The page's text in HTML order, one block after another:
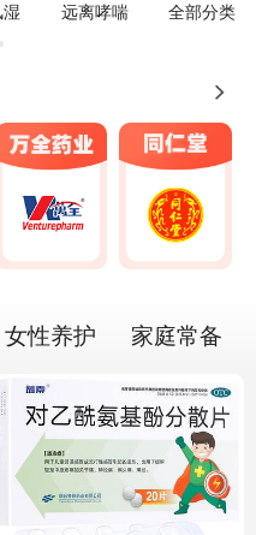
远离哮喘 全部分类
女性养护 家庭常备